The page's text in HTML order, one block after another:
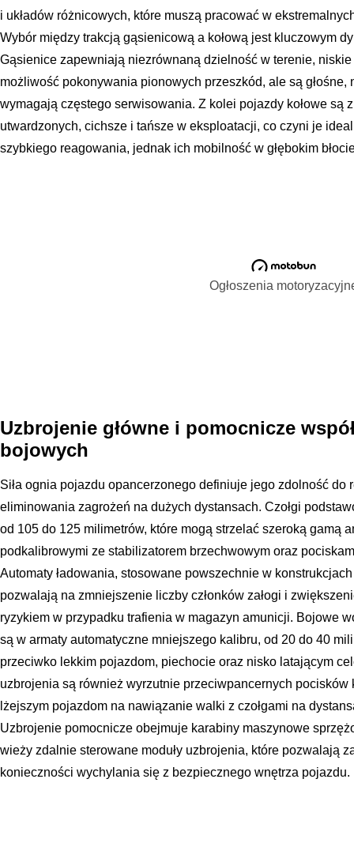
i układów różnicowych, które muszą pracować w
Wybór między trakcją gąsienicową a kołową jest kluczowym
Gąsienice zapewniają niezrównaną dzielność w terenie,
możliwość pokonywania pionowych przeszkód, ale są głośne,
wymagają częstego serwisowania. Z kolei pojazdy kołowe są
utwardzonych, cichsze i tańsze w eksploatacji, co czyni je
szybkiego reagowania, jednak ich mobilność w głębokim
Ogłoszenia
Uzbrojenie główne i pomocnicze
bojowych
Siła ognia pojazdu opancerzonego definiuje jego zdolność do
eliminowania zagrożeń na dużych dystansach. Czołgi
od 105 do 125 milimetrów, które mogą strzelać szeroką gamą
podkalibrowymi ze stabilizatorem brzechwowym oraz
Automaty ładowania, stosowane powszechnie w
pozwalają na zmniejszenie liczby członków załogi i
ryzykiem w przypadku trafienia w magazyn amunicji. Bojowe
są w armaty automatyczne mniejszego kalibru, od 20 do 40
przeciwko lekkim pojazdom, piechocie oraz nisko latającym
uzbrojenia są również wyrzutnie przeciwpancernych
lżejszym pojazdom na nawiązanie walki z czołgami na
Uzbrojenie pomocnicze obejmuje karabiny maszynowe
wieży zdalnie sterowane moduły uzbrojenia, które pozwalają
konieczności wychylania się z bezpiecznego wnętrza pojazdu.